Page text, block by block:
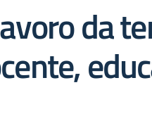
da